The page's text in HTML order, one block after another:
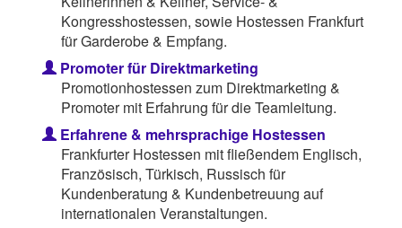
Kongresshostessen, sowie Hostessen Frankfurt
für Garderobe & Empfang.
Promoter für Direktmarketing
Promotionhostessen zum Direktmarketing &
Promoter mit Erfahrung für die Teamleitung.
Erfahrene & mehrsprachige Hostessen
Frankfurter Hostessen mit fließendem Englisch,
Französisch, Türkisch, Russisch für
Kundenberatung & Kundenbetreuung auf
internationalen Veranstaltungen.